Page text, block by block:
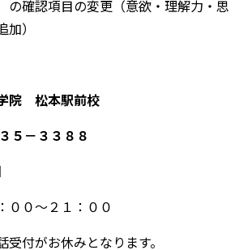
確認項目の変更（意欲・理解力・思
）
院 松本駅前校
５－３３８８
００～２１：００
受付がお休みとなります。